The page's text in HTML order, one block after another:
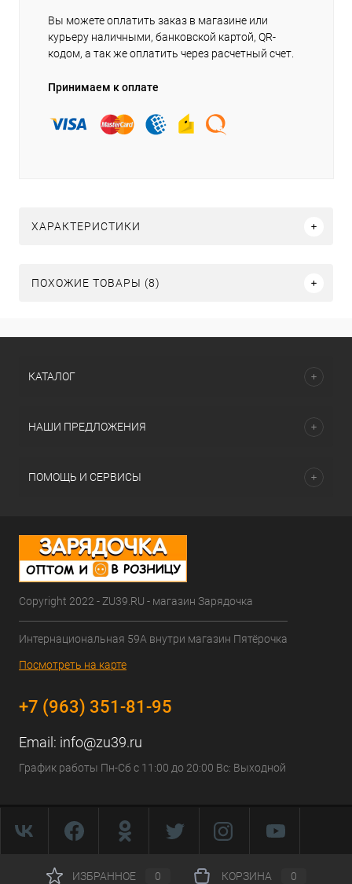
Вы можете оплатить заказ в магазине или
курьеру наличными, банковской картой, QR-
кодом, а так же оплатить через расчетный счет.
Принимаем к оплате
ХАРАКТЕРИСТИКИ
ПОХОЖИЕ ТОВАРЫ (8)
КАТАЛОГ
НАШИ ПРЕДЛОЖЕНИЯ
ПОМОЩЬ И СЕРВИСЫ
Copyright 2022 - ZU39.RU - магазин Зарядочка
Интернациональная 59А внутри магазин Пятёрочка
Посмотреть на карте
+7 (963) 351-81-95
Email: info@zu39.ru
График работы Пн-Сб с 11:00 до 20:00 Вс: Выходной
ИЗБРАННОЕ 0 КОРЗИНА 0